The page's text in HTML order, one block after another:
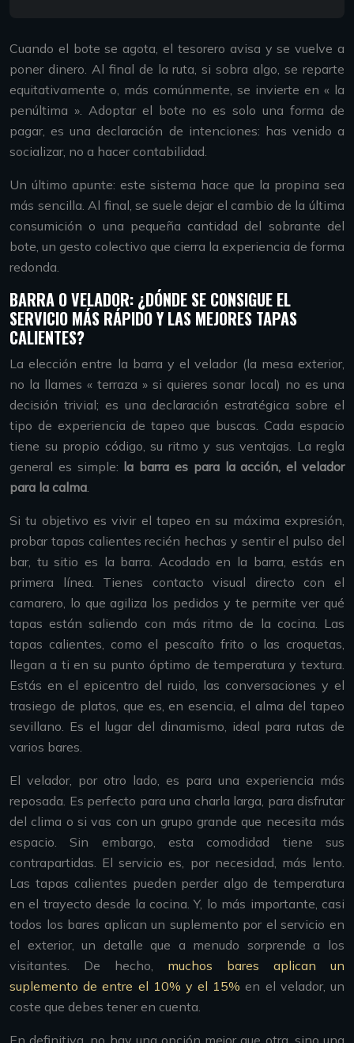
Cuando el bote se agota, el tesorero avisa y se vuelve a
poner dinero. Al final de la ruta, si sobra algo, se reparte
equitativamente o, más comúnmente, se invierte en « la
penúltima ». Adoptar el bote no es solo una forma de
pagar, es una declaración de intenciones: has venido a
socializar, no a hacer contabilidad.
Un último apunte: este sistema hace que la propina sea
más sencilla. Al final, se suele dejar el cambio de la última
consumición o una pequeña cantidad del sobrante del
bote, un gesto colectivo que cierra la experiencia de forma
redonda.
BARRA O VELADOR: ¿DÓNDE SE CONSIGUE EL
SERVICIO MÁS RÁPIDO Y LAS MEJORES TAPAS
CALIENTES?
La elección entre la barra y el velador (la mesa exterior,
no la llames « terraza » si quieres sonar local) no es una
decisión trivial; es una declaración estratégica sobre el
tipo de experiencia de tapeo que buscas. Cada espacio
tiene su propio código, su ritmo y sus ventajas. La regla
general es simple: la barra es para la acción, el velador
para la calma.
Si tu objetivo es vivir el tapeo en su máxima expresión,
probar tapas calientes recién hechas y sentir el pulso del
bar, tu sitio es la barra. Acodado en la barra, estás en
primera línea. Tienes contacto visual directo con el
camarero, lo que agiliza los pedidos y te permite ver qué
tapas están saliendo con más ritmo de la cocina. Las
tapas calientes, como el pescaíto frito o las croquetas,
llegan a ti en su punto óptimo de temperatura y textura.
Estás en el epicentro del ruido, las conversaciones y el
trasiego de platos, que es, en esencia, el alma del tapeo
sevillano. Es el lugar del dinamismo, ideal para rutas de
varios bares.
El velador, por otro lado, es para una experiencia más
reposada. Es perfecto para una charla larga, para disfrutar
del clima o si vas con un grupo grande que necesita más
espacio. Sin embargo, esta comodidad tiene sus
contrapartidas. El servicio es, por necesidad, más lento.
Las tapas calientes pueden perder algo de temperatura
en el trayecto desde la cocina. Y, lo más importante, casi
todos los bares aplican un suplemento por el servicio en
el exterior, un detalle que a menudo sorprende a los
visitantes. De hecho, muchos bares aplican un
suplemento de entre el 10% y el 15% en el velador, un
coste que debes tener en cuenta.